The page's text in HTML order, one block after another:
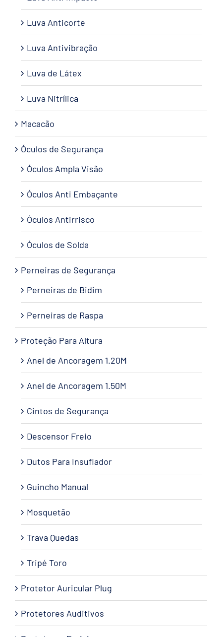
Luva Anticorte
Luva Antivibração
Luva de Látex
Luva Nitrílica
Macacão
Óculos de Segurança
Óculos Ampla Visão
Óculos Anti Embaçante
Óculos Antirrisco
Óculos de Solda
Perneiras de Segurança
Perneiras de Bidim
Perneiras de Raspa
Proteção Para Altura
Anel de Ancoragem 1.20M
Anel de Ancoragem 1.50M
Cintos de Segurança
Descensor Freio
Dutos Para Insuflador
Guincho Manual
Mosquetão
Trava Quedas
Tripé Toro
Protetor Auricular Plug
Protetores Auditivos